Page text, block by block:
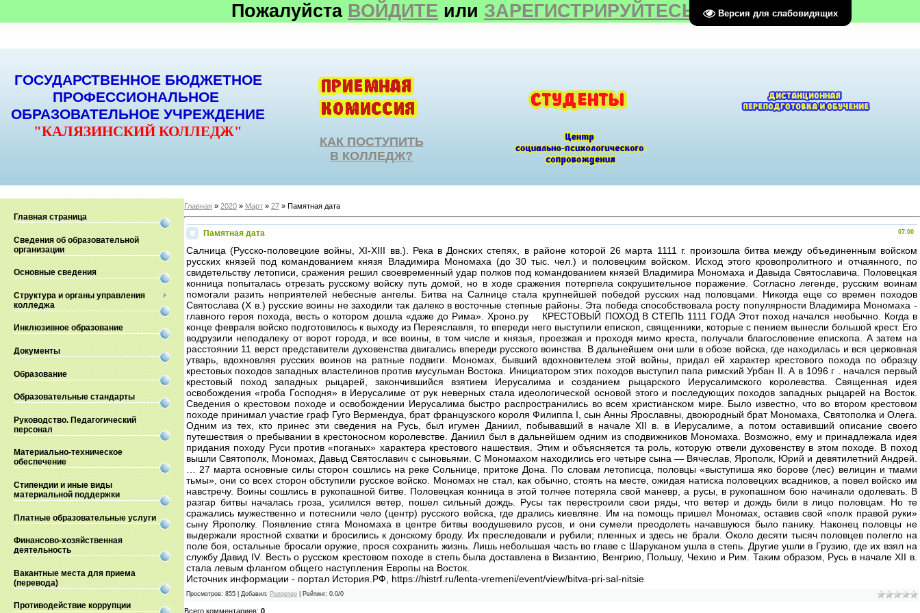
Версия для слабовидящих
Пожалуйста ВОЙДИТЕ или ЗАРЕГИСТРИРУЙТЕСЬ
ГОСУДАРСТВЕННОЕ БЮДЖЕТНОЕ
ПРОФЕССИОНАЛЬНОЕ
ОБРАЗОВАТЕЛЬНОЕ УЧРЕЖДЕНИЕ
"КАЛЯЗИНСКИЙ КОЛЛЕДЖ"
КАК ПОСТУПИТЬ
В КОЛЛЕДЖ?
Главная страница
Сведения об образовательной
организации
Основные сведения
Структура и органы управления
колледжа
Инклюзивное образование
Документы
Образование
Образовательные стандарты
Руководство. Педагогический
персонал
Материально-техническое
обеспечение
Стипендии и иные виды
материальной поддержки
Платные образовательные услуги
Финансово-хозяйственная
деятельность
Вакантные места для приема
(перевода)
Противодействие коррупции
Главная» 2020 » Март » 27» Памятная дата
07:00
Памятная дата
Салница (Русско-половецкие войны, XI-XIII вв.). Река в Донских степях, в районе которой 26 марта 1111 г. произошла битва между объединенным войском
русских князей под командованием князя Владимира Мономаха (до 30 тыс. чел.) и половецким войском. Исход этого кровопролитного и отчаянного, по
свидетельству летописи, сражения решил своевременный удар полков под командованием князей Вла­димира Мономаха и Давыда Святославича. Половецкая
конница попыталась отрезать русскому войску путь домой, но в ходе сражения потерпела сокрушительное поражение. Согласно легенде, русским воинам
помогали разить неприятелей небесные ангелы. Битва на Салнице стала крупнейшей победой русских над половцами. Никогда еще со времен походов
Святослава (X в.) русские воины не заходили так далеко в восточные степные районы. Эта победа способствовала росту популярности Владимира Мономаха -
главного героя похода, весть о котором дошла «даже до Рима». Хроно.ру КРЕСТОВЫЙ ПОХОД В СТЕПЬ 1111 ГОДА Этот поход начался необычно. Когда в
конце февраля войско подготовилось к выходу из Переяславля, то впереди него выступили епископ, священники, которые с пением вынесли большой крест. Его
водрузили неподалеку от ворот города, и все воины, в том числе и князья, проезжая и проходя мимо креста, получали благословение епископа. А затем на
расстоянии 11 верст представители духовенства двигались впереди русского воинства. В дальнейшем они шли в обозе войска, где находилась и вся церковная
утварь, вдохновляя русских воинов на ратные подвиги. Мономах, бывший вдохновителем этой войны, придал ей характер крестового похода по образцу
крестовых походов западных властелинов против мусульман Востока. Инициатором этих походов выступил папа римский Урбан II. А в 1096 г . начался первый
крестовый поход западных рыцарей, закончившийся взятием Иерусалима и созданием рыцарского Иерусалимского королевства. Священная идея
освобождения «гроба Господня» в Иерусалиме от рук неверных стала идеологической основой этого и последующих походов западных рыцарей на Восток.
Сведения о крестовом походе и освобождении Иерусалима быстро распространились во всем христианском мире. Было известно, что во втором крестовом
походе принимал участие граф Гуго Вермендуа, брат французского короля Филиппа I, сын Анны Ярославны, двоюродный брат Мономаха, Святополка и Олега.
Одним из тех, кто принес эти сведения на Русь, был игумен Даниил, побывавший в начале XII в. в Иерусалиме, а потом оставивший описание своего
путешествия о пребывании в крестоносном королевстве. Даниил был в дальнейшем одним из сподвижников Мономаха. Возможно, ему и принадлежала идея
придания походу Руси против «поганых» характера крестового нашествия. Этим и объясняется та роль, которую отвели духовенству в этом походе. В поход
вышли Святополк, Мономах, Давыд Святославич с сыновьями. С Мономахом находились его четыре сына — Вячеслав, Ярополк, Юрий и девятилетний Андрей.
… 27 марта основные силы сторон сошлись на реке Сольнице, притоке Дона. По словам летописца, половцы «выступиша яко борове (лес) велицин и тмами
тьмы», они со всех сторон обступили русское войско. Мономах не стал, как обычно, стоять на месте, ожидая натиска половецких всадников, а повел войско им
навстречу. Воины сошлись в рукопашной битве. Половецкая конница в этой толчее потеряла свой маневр, а русы, в рукопашном бою начинали одолевать. В
разгар битвы началась гроза, усилился ветер, пошел сильный дождь. Русы так перестроили свои ряды, что ветер и дождь били в лицо половцам. Но те
сражались мужественно и потеснили чело (центр) русского войска, где дрались киевляне. Им на помощь пришел Мономах, оставив свой «полк правой руки»
сыну Ярополку. Появление стяга Мономаха в центре битвы воодушевило русов, и они сумели преодолеть начавшуюся было панику. Наконец половцы не
выдержали яростной схватки и бросились к донскому броду. Их преследовали и рубили; пленных и здесь не брали. Около десяти тысяч половцев полегло на
поле боя, остальные бросали оружие, прося сохранить жизнь. Лишь небольшая часть во главе с Шаруканом ушла в степь. Другие ушли в Грузию, где их взял на
службу Давид IV. Весть о русском крестовом походе в степь была доставлена в Византию, Венгрию, Польшу, Чехию и Рим. Таким образом, Русь в начале XII в.
стала левым флангом общего наступления Европы на Восток.
Источник информации - портал История.РФ, https://histrf.ru/lenta-vremeni/event/view/bitva-pri-sal-nitsie
Просмотров: 855| Добавил: Репортер Рейтинг: 0.0/0
Всего комментариев: 0